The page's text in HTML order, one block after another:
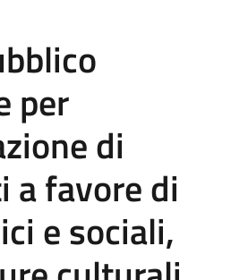
per
di
a favore di
e sociali,